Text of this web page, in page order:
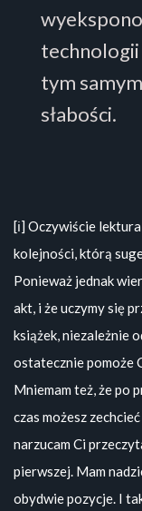
technologii
tym
słabości.‍
[ℹ️] Oczywiście
kolejności, którą
Ponieważ jednak
akt, i że uczymy się
książek, niezależnie
ostatecznie pomoże
Mniemam też, że po
czas możesz
narzucam Ci
pierwszej. Mam
obydwie pozycje. I